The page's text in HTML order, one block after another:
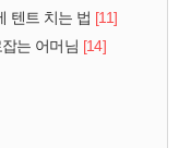
텐트 치는 법 [11]
는 어머님 [14]